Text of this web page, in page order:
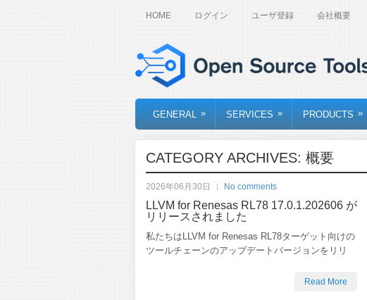
HOME ログイン ユーザ登録 会社概要
GENERAL » SERVICES » PRODUCTS »
CATEGORY ARCHIVES: 概要
2026年06月30日 No comments
LLVM for Renesas RL78 17.0.1.202606 が
リリースされました
私たちはLLVM for Renesas RL78ターゲット向けの
ツールチェーンのアップデートバージョンをリリ
Read More